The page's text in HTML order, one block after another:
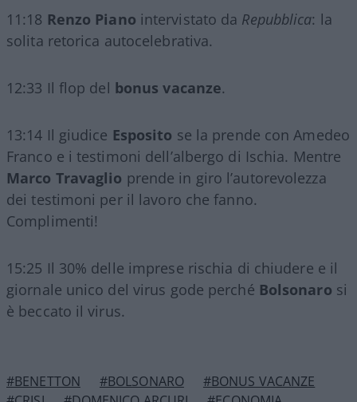
11:18 Renzo Piano intervistato da Repubblica: la
solita retorica autocelebrativa.
12:33 Il flop del bonus vacanze.
13:14 Il giudice Esposito se la prende con Amedeo
Franco e i testimoni dell’albergo di Ischia. Mentre
Marco Travaglio prende in giro l’autorevolezza
dei testimoni per il lavoro che fanno.
Complimenti!
15:25 Il 30% delle imprese rischia di chiudere e il
giornale unico del virus gode perché Bolsonaro si
è beccato il virus.
#BENETTON #BOLSONARO
#BONUS VACANZE